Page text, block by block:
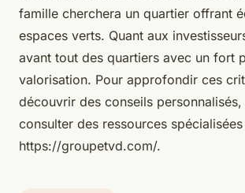
famille cherchera un quartier offrant
espaces verts. Quant aux
avant tout des quartiers avec un fort
valorisation. Pour approfondir ces
découvrir des conseils personnalisés,
consulter des ressources
https://groupetvd.com/.